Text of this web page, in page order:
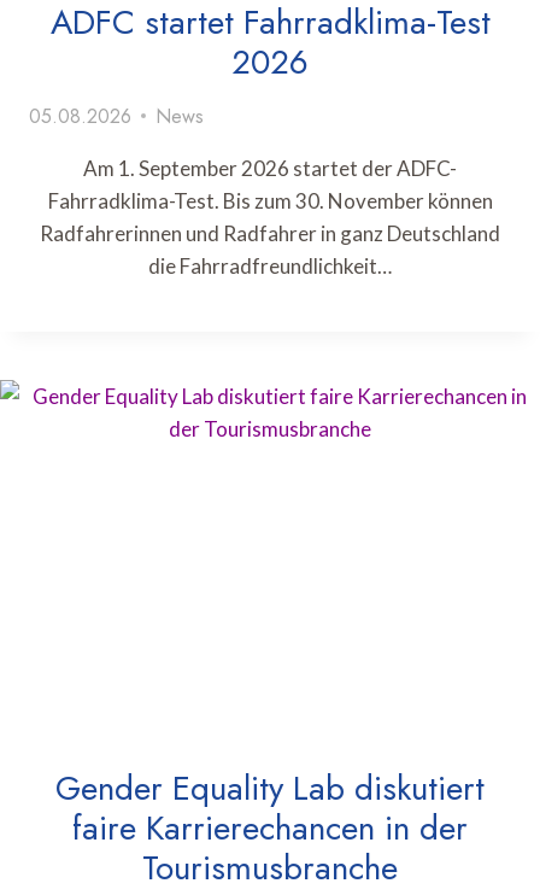
ADFC startet Fahrradklima-Test
2026
05.08.2026 News
Am 1. September 2026 startet der ADFC-
Fahrradklima-Test. Bis zum 30. November können
Radfahrerinnen und Radfahrer in ganz Deutschland
die Fahrradfreundlichkeit…
Gender Equality Lab diskutiert
faire Karrierechancen in der
Tourismusbranche